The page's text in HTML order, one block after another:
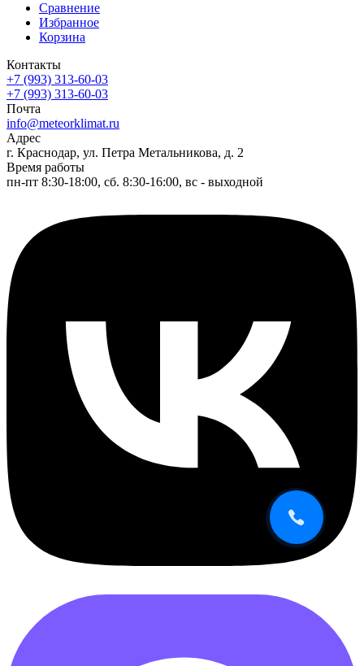
Сравнение
Избранное
Корзина
Контакты
+7 (993) 313-60-03
+7 (993) 313-60-03
Почта
info@meteorklimat.ru
Адрес
г. Краснодар, ул. Петра Метальникова, д. 2
Время работы
пн-пт 8:30-18:00, сб. 8:30-16:00, вс - выходной